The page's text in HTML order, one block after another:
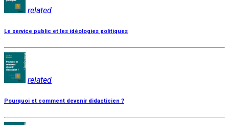
related
Le service public et les idéologies politiques
related
Pourquoi et comment devenir didacticien ?